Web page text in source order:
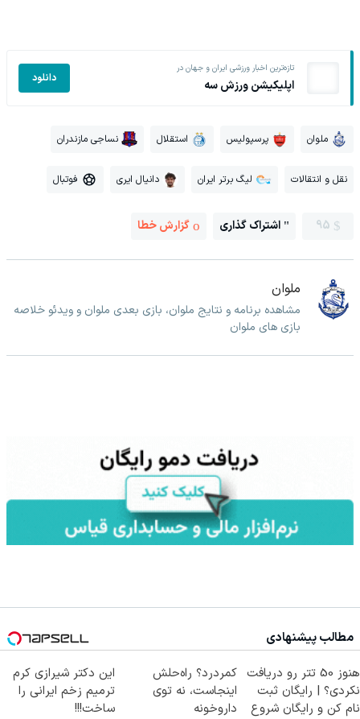
تازه‌ترین اخبار ورزشی ایران و جهان در
اپلیکیشن ورزش سه دانلود
ملوان پرسپولیس استقلال نساجی مازندران
نقل و انتقالات لیگ برتر ایران دانیال ایری فوتبال
95 اشتراک گذاری گزارش خطا
ملوان
مشاهده برنامه و نتایج ملوان، بازی بعدی ملوان و ویدئو خلاصه
بازی های ملوان
مطالب پیشنهادی
هنوز 50 تتر رو دریافت
نکردی؟ | رایگان ثبت
نام کن و رایگان شروع
کمردرد؟ راه‌حلش
اینجاست، نه توی
داروخونه
این دکتر شیرازی کرم
ترمیم زخم ایرانی را
ساخت!!!